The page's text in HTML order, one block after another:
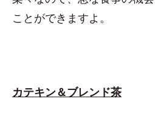
ことができますよ。
カテキン＆ブレンド茶